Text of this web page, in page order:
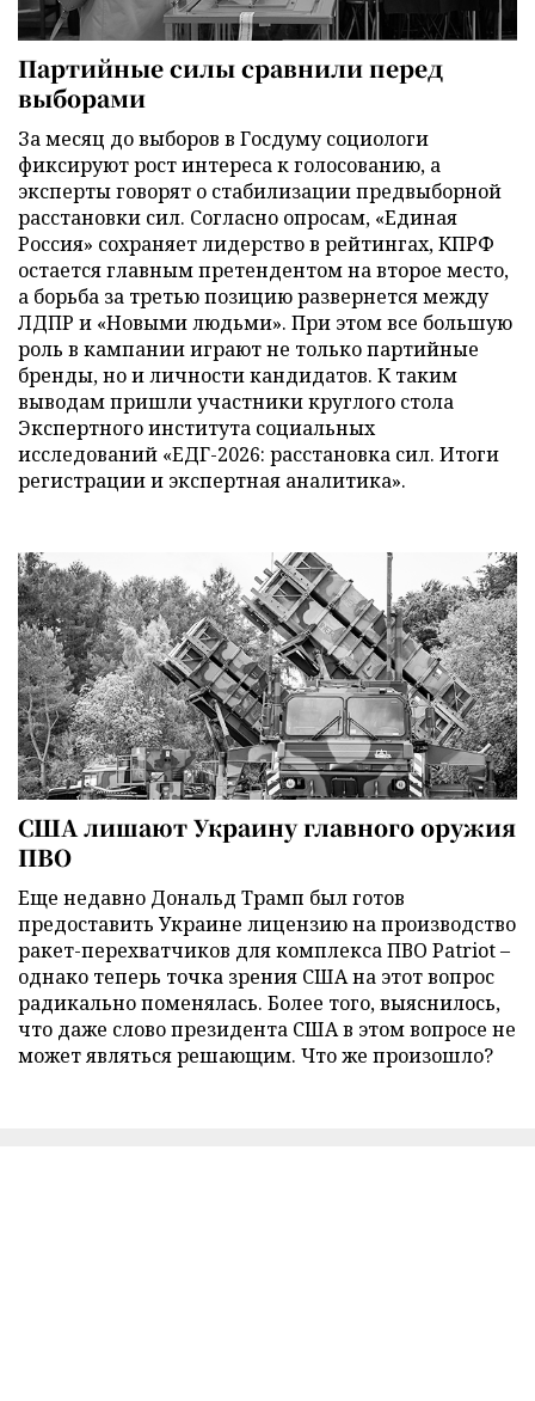
Партийные силы сравнили перед
выборами
За месяц до выборов в Госдуму социологи
фиксируют рост интереса к голосованию, а
эксперты говорят о стабилизации предвыборной
расстановки сил. Согласно опросам, «Единая
Россия» сохраняет лидерство в рейтингах, КПРФ
остается главным претендентом на второе место,
а борьба за третью позицию развернется между
ЛДПР и «Новыми людьми». При этом все большую
роль в кампании играют не только партийные
бренды, но и личности кандидатов. К таким
выводам пришли участники круглого стола
Экспертного института социальных
исследований «ЕДГ-2026: расстановка сил. Итоги
регистрации и экспертная аналитика».
США лишают Украину главного оружия
ПВО
Еще недавно Дональд Трамп был готов
предоставить Украине лицензию на производство
ракет-перехватчиков для комплекса ПВО Patriot –
однако теперь точка зрения США на этот вопрос
радикально поменялась. Более того, выяснилось,
что даже слово президента США в этом вопросе не
может являться решающим. Что же произошло?